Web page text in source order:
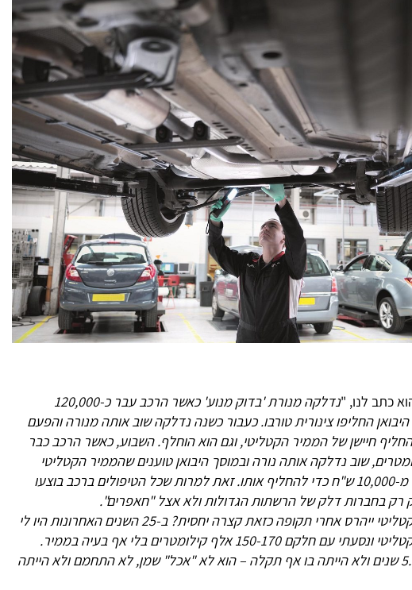
כתב לנו, "
נדלקה מנורת 'בדוק מנוע' כאשר הרכב עבר כ-120,000
החליפו צינורית טורבו. כעבור כשנה נדלקה שוב אותה מנורה והפעם
חיישן של הממיר הקטליטי, וגם הוא הוחלף. השבוע, כאשר הרכב כבר
138,000 קילומטרים, שוב נדלקה אותה נורה ובמוסך היבואן טוענים שהממיר הקטליטי
סתום ודורשים יותר מ-10,000 ש"ח כדי להחליף אותו. זאת למרות שכל הטיפולים ברכב בוצעו
רק בחברות דלק של הרשתות הגדולות ולא אצל "חאפרים".
האם סביר שממיר קטליטי ייהרס אחרי תקופה כזאת קצרה יחסית? ב-25 השנים האחרונות היו לי
5 רכבים עם ממיר קטליטי ונסעתי עם חלקם 150-170 אלף קילומטרים בלי אף בעיה בממיר.
אדגיש שהרכב בן 5.5 שנים ולא הייתה בו אף תקלה – הוא לא "אכל" שמן, לא התחמם ולא הייתה